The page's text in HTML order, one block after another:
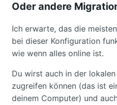
Oder andere
Ich erwarte, das die
bei dieser Konfiguration
wie wenn alles online ist.
Du wirst auch in der
zugreifen können (das ist
deinem Computer) und